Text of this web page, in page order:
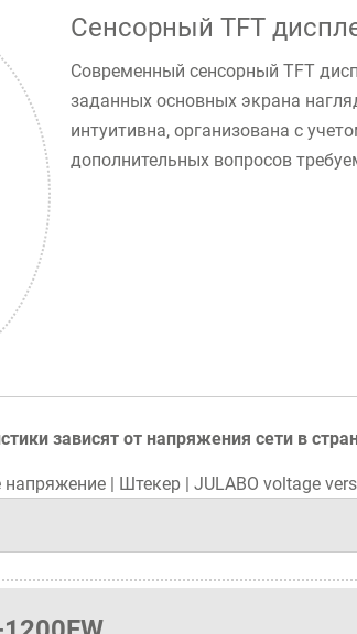
Сенсорный TFT
Современный сенсорный TFT
заданных основных экрана
интуитивна, организована с
дополнительных вопросов
зависят от напряжения сети в
напряжение | Штекер | JULABO voltage